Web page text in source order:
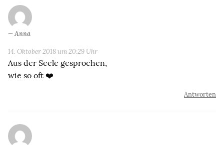
Anna
14. Oktober 2018 um 20:29 Uhr
Aus der Seele gesprochen,
wie so oft ❤️
Antworten